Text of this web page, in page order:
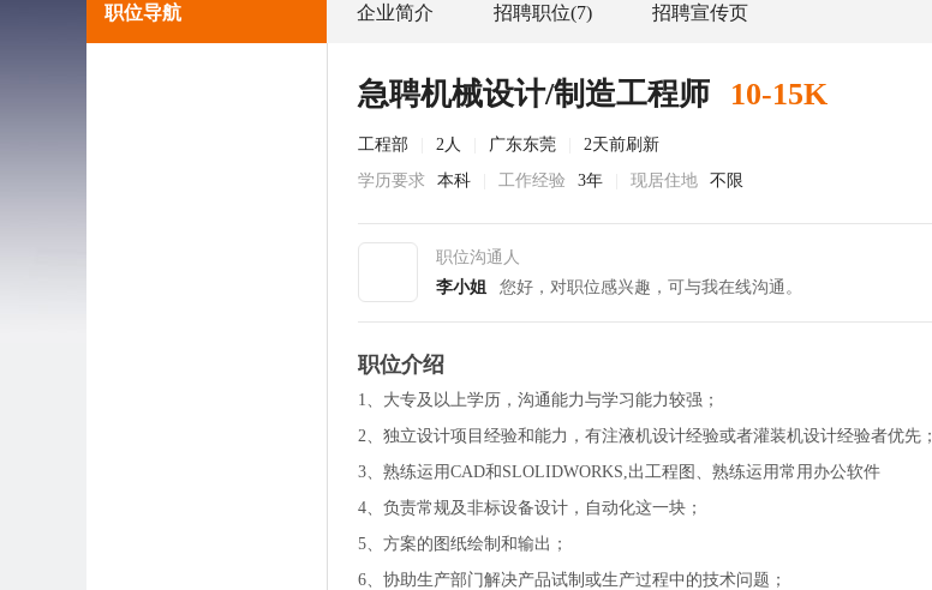
职位导航 企业简介 招聘职位(7) 招聘宣传页
急聘机械设计/制造工程师 10-15K
工程部 2人 广东东莞
2天前刷新
学历要求
本科 工作经验 3年 现居住地 不限
职位沟通人
李小姐
您好，对职位感兴趣，可与我在线沟通。
职位介绍
1、大专及以上学历，沟通能力与学习能力较强；
2、独立设计项目经验和能力，有注液机设计经验或者灌装机设计经验者优先；
3、熟练运用CAD和SLOLIDWORKS,出工程图、熟练运用常用办公软件
4、负责常规及非标设备设计，自动化这一块；
5、方案的图纸绘制和输出；
6、协助生产部门解决产品试制或生产过程中的技术问题；